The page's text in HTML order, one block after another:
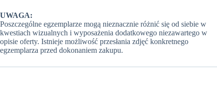
UWAGA:
Poszczególne egzemplarze mogą nieznacznie różnić się od siebie w
kwestiach wizualnych i wyposażenia dodatkowego niezawartego w
opisie oferty. Istnieje możliwość przesłania zdjęć konkretnego
egzemplarza przed dokonaniem zakupu.